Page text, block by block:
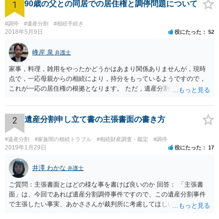
1 90歳の父との同居での居住権と調停問題について
#調停 #遺産分割 #相続手続き
2018年5月9日 役にたった 52
峰岸 泉 弁護士
家事，料理，雑用をやったかどうかはあまり関係ありませんが，現時
点で，一応母親からの相続により，持分をもっているようですので，
これが一応の居住権の根拠となります。 ただ，遺産分割により，母の
2 遺産分割申し立て書の主張書面の書き方
#遺産分割 #家族間の相続トラブル #相続財産調査・鑑定 #調停
2019年1月29日 役にたった 17
井澤 わかな 弁護士
ご質問：主張書面とはどの様な事を書けば良いのか 回答： 「主張書
面」は、今回であれば遺産分割調停事件ですので、この遺産分割事件
で主張したい事実、あかささんが裁判所に考慮してほしいと思う、亡